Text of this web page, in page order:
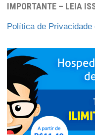
IMPORTANTE – LEIA
Política de Privacidade